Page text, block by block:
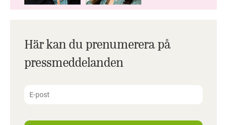
Här kan du prenumerera på
pressmeddelanden